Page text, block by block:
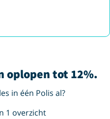
oplopen tot 12%.
in één Polis al?
1 overzicht